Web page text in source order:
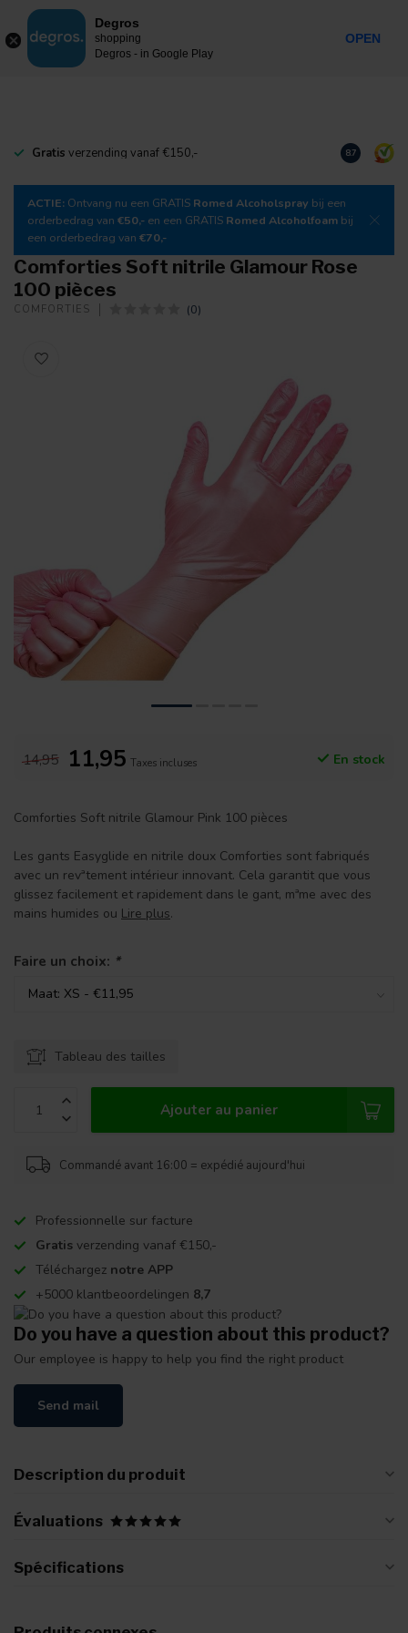
MENU
Gratis verzending vanaf €150,- Téléchargez
8.7
ACTIE: Ontvang nu een GRATIS Romed Alcoholspray bij een
orderbedrag van €50,- en een GRATIS Romed Alcoholfoam bij
een orderbedrag van €70,-
Comforties Soft nitrile Glamour Rose
100 pièces
COMFORTIES (0)
14,95 11,95 Taxes incluses En stock
Comforties Soft nitrile Glamour Pink 100 pièces
Les gants Easyglide en nitrile doux Comforties sont fabriqués
avec un revªtement intérieur innovant. Cela garantit que vous
glissez facilement et rapidement dans le gant, mªme avec des
mains humides ou Lire plus.
Faire un choix: *
Tableau des tailles
Ajouter au panier
Commandé avant 16:00 = expédié aujourd'hui
Professionnelle sur facture
Gratis verzending vanaf €150,-
Téléchargez notre APP
+5000 klantbeoordelingen 8,7
Do you have a question about this product?
Our employee is happy to help you find the right product
Send mail
Description du produit
Évaluations
Spécifications
Degros
shopping
Degros - in Google Play
OPEN